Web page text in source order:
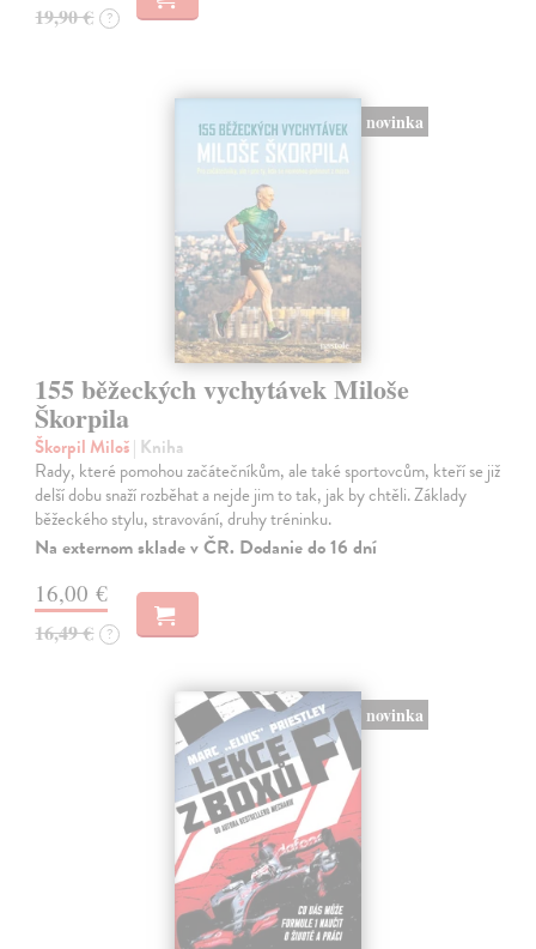
19,90 € ?
novinka
155 běžeckých vychytávek Miloše
Škorpila
Škorpil Miloš| Kniha
Rady, které pomohou začátečníkům, ale také sportovcům, kteří se již
delší dobu snaží rozběhat a nejde jim to tak, jak by chtěli. Základy
běžeckého stylu, stravování, druhy tréninku.
Na externom sklade v ČR. Dodanie do 16 dní
16,00 €
16,49 € ?
novinka